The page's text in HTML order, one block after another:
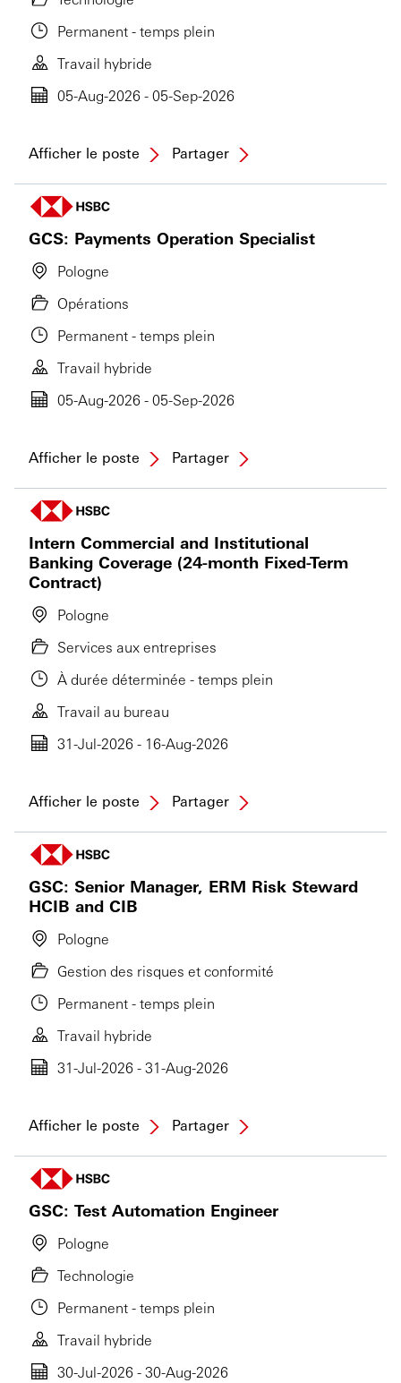
Permanent - temps plein
Travail hybride
05-Aug-2026 - 05-Sep-2026
Afficher le poste Partager
GCS: Payments Operation Specialist
Pologne
Opérations
Permanent - temps plein
Travail hybride
05-Aug-2026 - 05-Sep-2026
Afficher le poste Partager
Intern Commercial and Institutional
Banking Coverage (24-month Fixed-Term
Contract)
Pologne
Services aux entreprises
À durée déterminée - temps plein
Travail au bureau
31-Jul-2026 - 16-Aug-2026
Afficher le poste Partager
GSC: Senior Manager, ERM Risk Steward
HCIB and CIB
Pologne
Gestion des risques et conformité
Permanent - temps plein
Travail hybride
31-Jul-2026 - 31-Aug-2026
Afficher le poste Partager
GSC: Test Automation Engineer
Pologne
Technologie
Permanent - temps plein
Travail hybride
30-Jul-2026 - 30-Aug-2026